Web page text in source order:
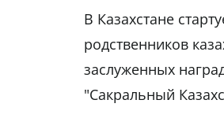
В Казахстане
родственников
заслуженных
"Сакральный